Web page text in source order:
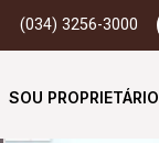
(034) 3256-3000
SOU PROPRIETÁRIO